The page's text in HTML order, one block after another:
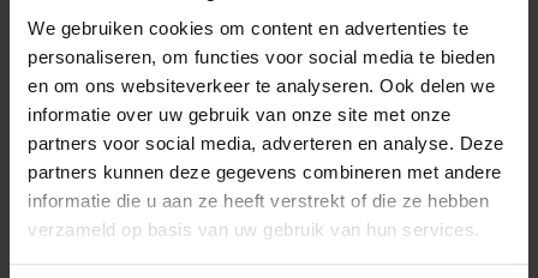
We gebruiken cookies om content en advertenties te
personaliseren, om functies voor social media te bieden
en om ons websiteverkeer te analyseren. Ook delen we
informatie over uw gebruik van onze site met onze
partners voor social media, adverteren en analyse. Deze
partners kunnen deze gegevens combineren met andere
informatie die u aan ze heeft verstrekt of die ze hebben
verzameld op basis van uw gebruik van hun services.
Hoe btw verleggen?
Stap 1: Check of je écht onder de regeling valt
Is je klant een ondernemer (B2B) en identificeerbaar?
Past de prestatie in een verleggingscategorie (bijv.
onder aanneming/uitlenen personeel, of EU-
dienstverlening)?
Heb je het (geldige) btw-nummer van je afnemer